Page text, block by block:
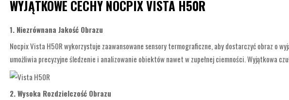
WYJĄTKOWE CECHY NOCPIX VISTA H50R
1. Niezrównana Jakość Obrazu
Nocpix Vista H50R wykorzystuje zaawansowane sensory termograficzne, aby dostarczyć obraz
umożliwia precyzyjne śledzenie i analizowanie obiektów nawet w zupełnej ciemności. Wyjątkowa
2. Wysoka Rozdzielczość Obrazu